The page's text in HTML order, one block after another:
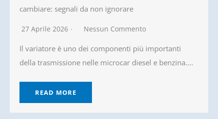
cambiare: segnali da non ignorare
27 Aprile 2026 Nessun Commento
Il variatore è uno dei componenti più importanti
della trasmissione nelle microcar diesel e benzina....
READ MORE